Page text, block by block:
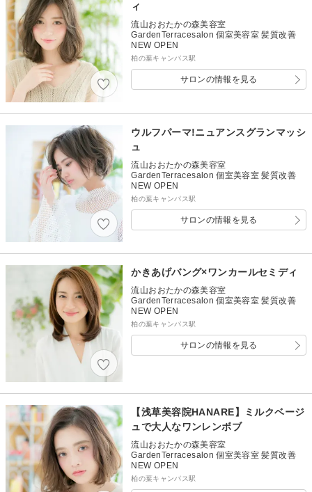
ィ
流山おおたかの森美容室
GardenTerracesalon 個室美容室 髪質改善
NEW OPEN
柏の葉キャンパス駅
サロンの情報を見る
ウルフパーマ!ニュアンスグランマッシ
ュ
流山おおたかの森美容室
GardenTerracesalon 個室美容室 髪質改善
NEW OPEN
柏の葉キャンパス駅
サロンの情報を見る
かきあげバング×ワンカールセミディ
流山おおたかの森美容室
GardenTerracesalon 個室美容室 髪質改善
NEW OPEN
柏の葉キャンパス駅
サロンの情報を見る
【浅草美容院HANARE】ミルクベージ
ュで大人なワンレンボブ
流山おおたかの森美容室
GardenTerracesalon 個室美容室 髪質改善
NEW OPEN
柏の葉キャンパス駅